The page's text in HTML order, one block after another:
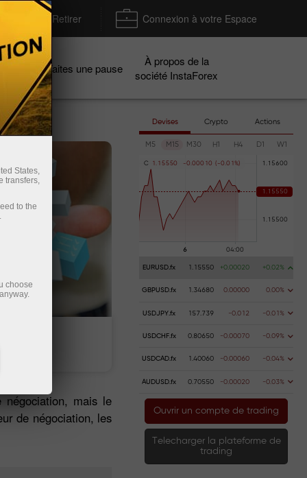
Déposer / Retirer Connexion à votre Espace
Faites une pause
À propos de la
société InstaForex
négociation, mais le
de négociation, les
Devises Crypto Actions
M5 M15 M30 H1 H4 D1 W1
C 1 . 1 5550 -0 .000 1 0 ( -0 .0 1 %
EURUSD.fx 1.15550 +0.00020 +0.02%
GBPUSD.fx 1.34680 0.00000 0.00%
USDJPY.fx 157.739 -0.012 -0.01%
USDCHF.fx 0.80650 -0.00070 -0.09%
USDCAD.fx 1.40060 -0.00060 -0.04%
AUDUSD.fx 0.70550 -0.00020 -0.03%
Ouvrir un compte de trading
Telecharger la plateforme de
trading
States,
transfers,
to the
choose